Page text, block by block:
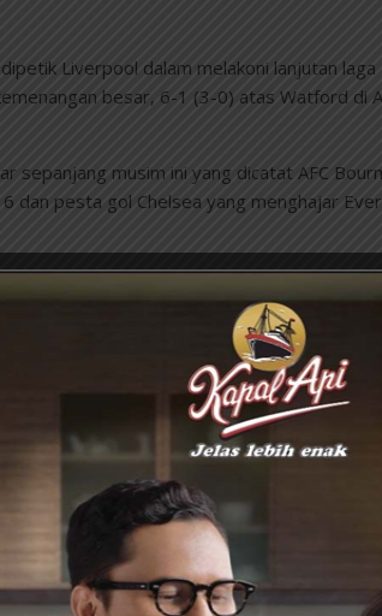
Liverpool dalam melakoni lanjutan
besar, 6-1 (3-0) atas Watford di
sepanjang musim ini yang dicatat AFC
dan pesta gol Chelsea yang menghajar
menguasai puncak klasemen sementara
26 poin atau unggul satu poin atas Chelsea
Sadio Mane menit 27 dan 60, Philippe
Georginio Wijnaldum menit 90. Gol hiburan